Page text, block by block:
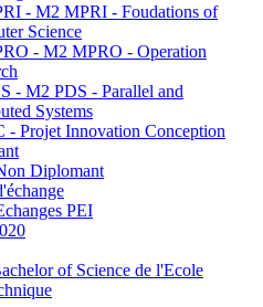
- M2 MPRI - Foudations of
Science
- M2 MPRO - Operation
- M2 PDS - Parallel and
Systems
- Projet Innovation Conception
Diplomant
PEI
of Science de l'Ecole